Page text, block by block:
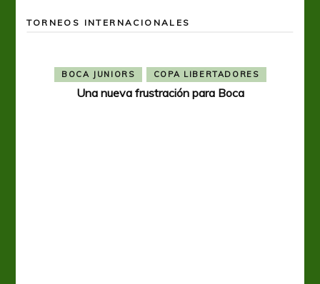
TORNEOS INTERNACIONALES
BOCA JUNIORS COPA LIBERTADORES
Una nueva frustración para Boca